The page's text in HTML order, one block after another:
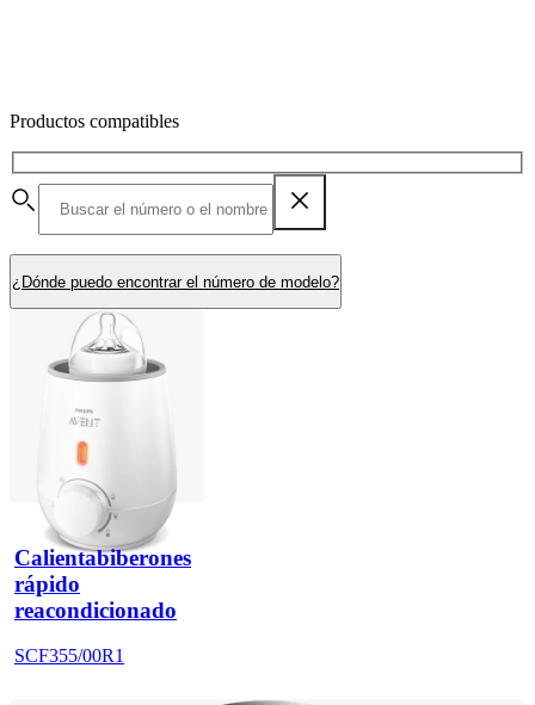
Productos compatibles
¿Dónde puedo encontrar el número de modelo?
Calientabiberones
rápido
reacondicionado
SCF355/00R1